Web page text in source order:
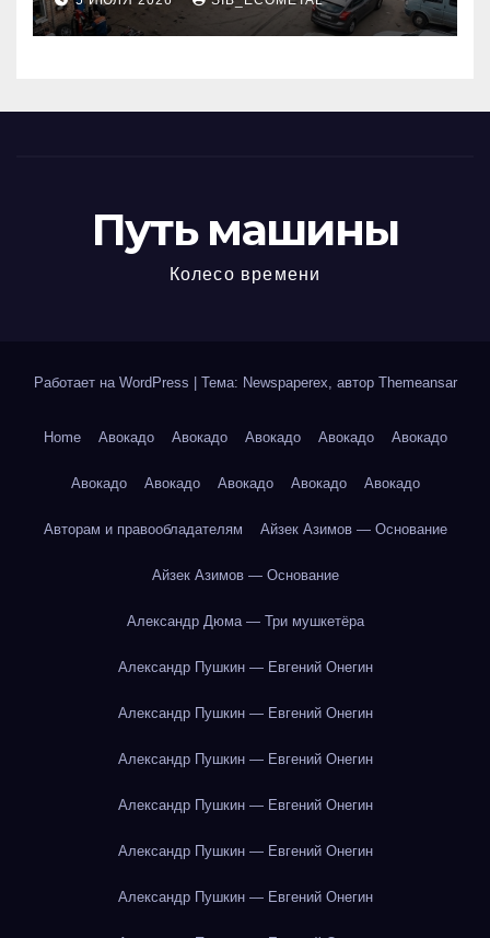
МКАД
Путь машины
Колесо времени
Работает на WordPress Тема: Newspaperex, автор Themeansar
Home Авокадо Авокадо Авокадо Авокадо Авокадо
Авокадо Авокадо Авокадо Авокадо Авокадо
Авторам и правообладателям Айзек Азимов — Основание
Айзек Азимов — Основание
Александр Дюма — Три мушкетёра
Александр Пушкин — Евгений Онегин
Александр Пушкин — Евгений Онегин
Александр Пушкин — Евгений Онегин
Александр Пушкин — Евгений Онегин
Александр Пушкин — Евгений Онегин
Александр Пушкин — Евгений Онегин